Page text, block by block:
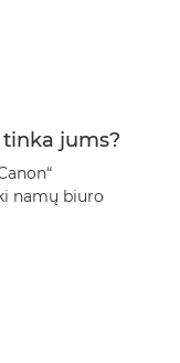
jums?
namų biuro